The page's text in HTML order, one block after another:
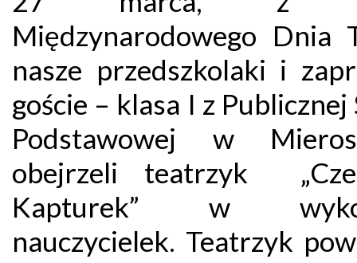
Międzynarodowego Dnia
nasze przedszkolaki i
goście – klasa I z Publicznej
Podstawowej w
obejrzeli teatrzyk
Kapturek” w
nauczycielek. Teatrzyk